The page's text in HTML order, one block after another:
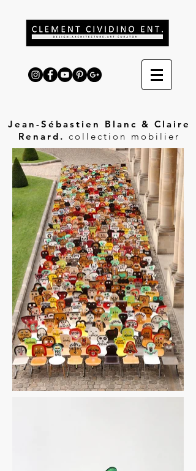
Jean-Sébastien Blanc & Claire
Renard. collection mobilier